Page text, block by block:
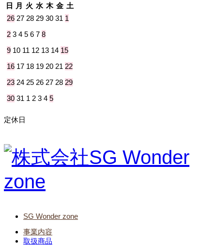
日 月 火 水 木 金 土
26 27 28 29 30 31 1
2 3 4 5 6 7 8
9 10 11 12 13 14 15
16 17 18 19 20 21 22
23 24 25 26 27 28 29
30 31 1 2 3 4 5
定休日
SG Wonder zone
事業内容
取扱商品